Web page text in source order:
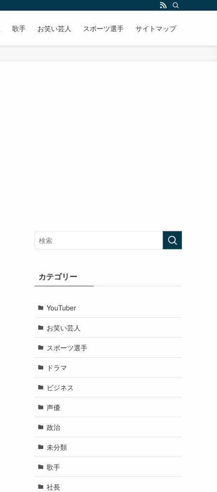
歌手 お笑い芸人 スポーツ選手 サイトマップ
カテゴリー
YouTuber
お笑い芸人
スポーツ選手
ドラマ
ビジネス
声優
政治
未分類
歌手
社長